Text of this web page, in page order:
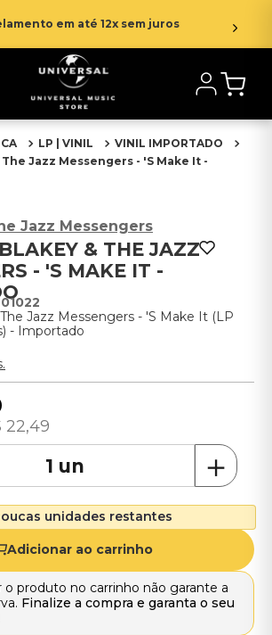
em até 12x sem juros
LP | VINIL
VINIL IMPORTADO
Jazz Messengers - 'S Make It -
Jazz Messengers
& THE JAZZ
- 'S MAKE IT -
Jazz Messengers - 'S Make It (LP
- Importado
22,49
＋
unidades restantes
Adicionar ao carrinho
o produto no carrinho não garante a
Finalize a compra e garanta o seu